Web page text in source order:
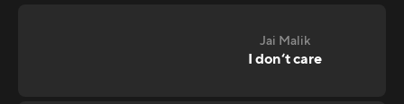
Jai Malik
I don‘t care